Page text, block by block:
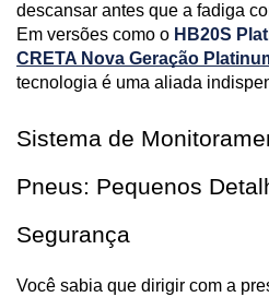
descansar antes que a fadiga
Em versões como o HB20S
CRETA Nova Geração
tecnologia é uma aliada
Sistema de
Pneus: Pequenos
Segurança
Você sabia que dirigir com a